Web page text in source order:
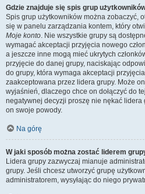
Gdzie znajduje się spis grup
Spis grup użytkowników można zobaczyć,
się w panelu zarządzania kontem, który
Moje konto. Nie wszystkie grupy są
wymagać akceptacji przyjęcia nowego
a jeszcze inne mogą mieć ukrytych
przyjęcie do danej grupy, naciskając
do grupy, która wymaga akceptacji
zaakceptowana przez lidera grupy. Może
wyjaśnień, dlaczego chce on dołączyć do
negatywnej decyzji proszę nie nękać lidera
on swoje powody.
Na górę
W jaki sposób można zostać liderem
Lidera grupy zazwyczaj mianuje
grupy. Jeśli chcesz utworzyć grupę
administratorem, wysyłając do niego